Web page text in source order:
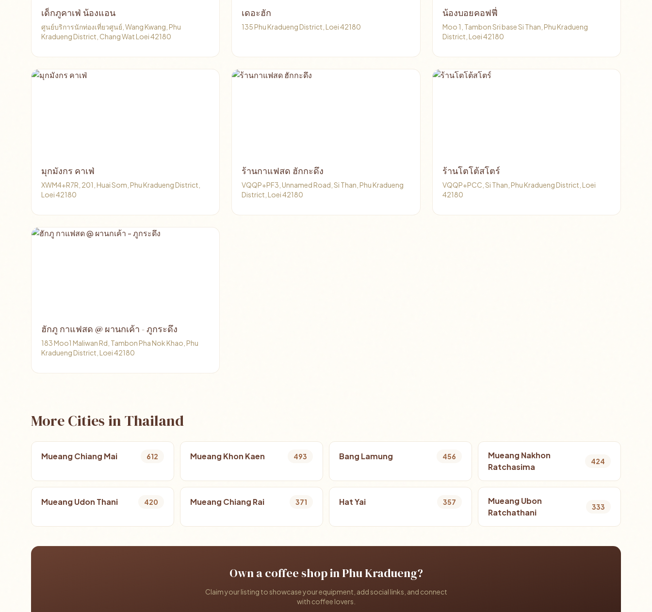
เด็กภูคาเฟ่ น้องแอน
ศูนย์บริการนักท่องเที่ยวศูนย์, Wang Kwang, Phu
Kradueng District, Chang Wat Loei 42180
เดอะฮัก
135 Phu Kradueng District, Loei 42180
น้องบอยคอฟฟี่
Moo 1, Tambon Sri base Si Than, Phu Kradueng
District, Loei 42180
มุกมังกร คาเฟ่
XWM4+R7R, 201, Huai Som, Phu Kradueng District,
Loei 42180
ร้านกาแฟสด ฮักกะดึง
VQQP+PF3, Unnamed Road, Si Than, Phu Kradueng
District, Loei 42180
ร้านโตโต้สโตร์
VQQP+PCC, Si Than, Phu Kradueng District, Loei
42180
ฮักภู กาแฟสด @ ผานกเค้า - ภูกระดึง
183 Moo1 Maliwan Rd, Tambon Pha Nok Khao, Phu
Kradueng District, Loei 42180
More Cities in Thailand
Mueang Chiang Mai 612 Mueang Khon Kaen 493 Bang Lamung 456
Mueang Nakhon
Ratchasima
424
Mueang Udon Thani 420 Mueang Chiang Rai 371 Hat Yai 357
Mueang Ubon
Ratchathani
333
Own a coffee shop in Phu Kradueng?
Claim your listing to showcase your equipment, add social links, and connect
with coffee lovers.